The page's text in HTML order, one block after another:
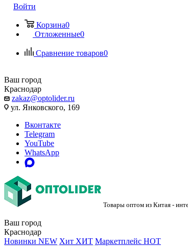
Войти
Корзина0
Отложенные0
Сравнение товаров0
Ваш город
Краснодар
zakaz@optolider.ru
ул. Янковского, 169
Вконтакте
Telegram
YouTube
WhatsApp
Товары оптом из Китая -
Ваш город
Краснодар
Новинки NEW Хит ХИТ Маркетплейс HOT